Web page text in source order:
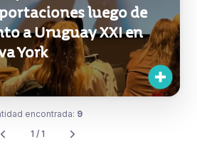
de moda
luego de
a Uruguay XXI en
York